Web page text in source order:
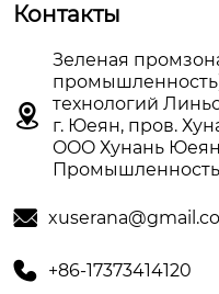
Контакты

Зеленая
технологий
г. Юеян, пров.
OOO Хунань

 +86-17373414120